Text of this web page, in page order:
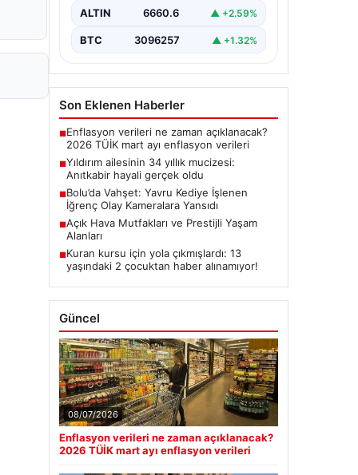
ALTIN 6660.6 ▲ +2.59%
BTC 3096257 ▲ +1.32%
Son Eklenen Haberler
■Enflasyon verileri ne zaman açıklanacak?
2026 TÜİK mart ayı enflasyon verileri
■Yıldırım ailesinin 34 yıllık mucizesi:
Anıtkabir hayali gerçek oldu
■Bolu’da Vahşet: Yavru Kediye İşlenen
İğrenç Olay Kameralara Yansıdı
■Açık Hava Mutfakları ve Prestijli Yaşam
Alanları
■Kuran kursu için yola çıkmışlardı: 13
yaşındaki 2 çocuktan haber alınamıyor!
Güncel
08/07/2026
Enflasyon verileri ne zaman açıklanacak?
2026 TÜİK mart ayı enflasyon verileri